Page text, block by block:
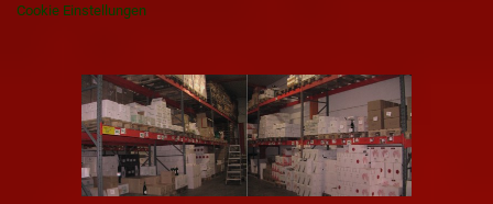
Cookie Einstellungen